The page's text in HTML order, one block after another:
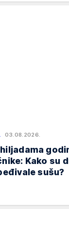
03.08.2026.
Kako su
sušu?